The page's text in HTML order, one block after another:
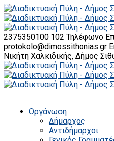
2375350100 102 Τηλέφωνο
protokolo@dimossithonias.gr
Νικήτη Χαλκιδικής, Δήμος
Οργάνωση
Δήμαρχος
Αντιδήμαρχοι